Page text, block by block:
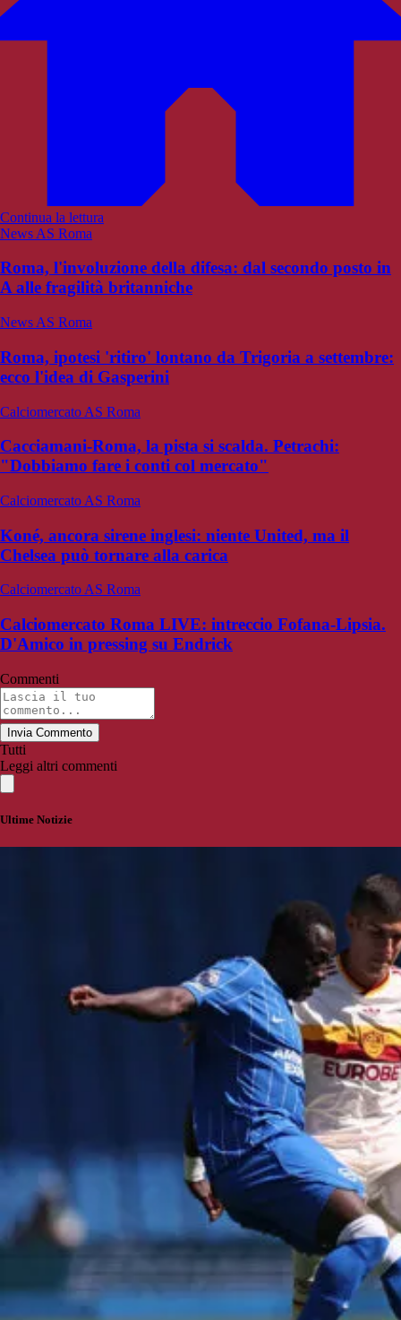
Continua la lettura
News AS Roma
Roma, l'involuzione della difesa: dal secondo posto in
A alle fragilità britanniche
News AS Roma
Roma, ipotesi 'ritiro' lontano da Trigoria a settembre:
ecco l'idea di Gasperini
Calciomercato AS Roma
Cacciamani-Roma, la pista si scalda. Petrachi:
"Dobbiamo fare i conti col mercato"
Calciomercato AS Roma
Koné, ancora sirene inglesi: niente United, ma il
Chelsea può tornare alla carica
Calciomercato AS Roma
Calciomercato Roma LIVE: intreccio Fofana-Lipsia.
D'Amico in pressing su Endrick
Commenti
Invia Commento
Tutti
Leggi altri commenti
Ultime Notizie